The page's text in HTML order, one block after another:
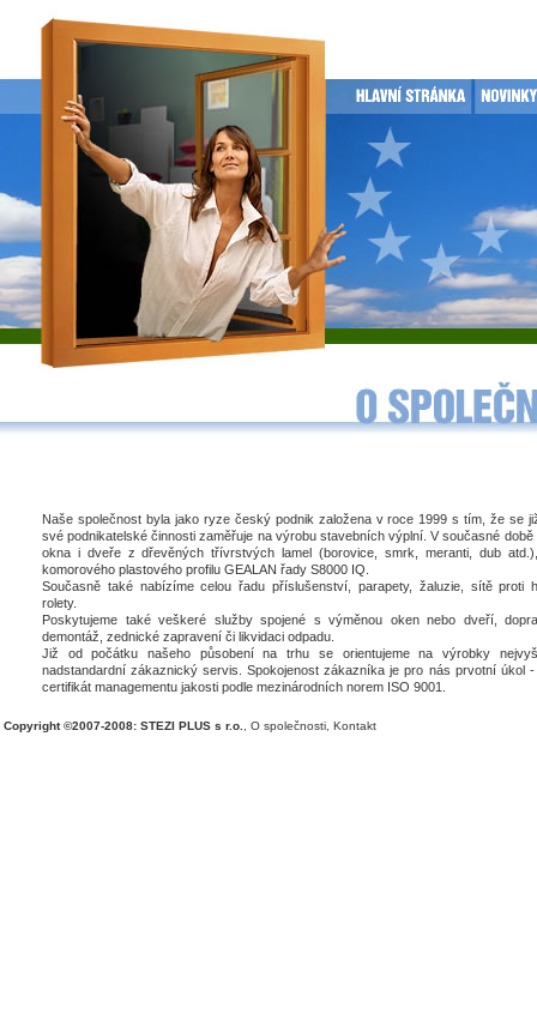
Naše společnost byla jako ryze český podnik založena v roce 1999 s tím, že se
své podnikatelské činnosti zaměřuje na výrobu stavebních výplní. V současné
okna i dveře z dřevěných třívrstvých lamel (borovice, smrk, meranti, dub
komorového plastového profilu GEALAN řady S8000 IQ.
Současně také nabízíme celou řadu příslušenství, parapety, žaluzie, sítě proti
rolety.
Poskytujeme také veškeré služby spojené s výměnou oken nebo dveří,
demontáž, zednické zapravení či likvidaci odpadu.
Již od počátku našeho působení na trhu se orientujeme na výrobky
nadstandardní zákaznický servis. Spokojenost zákazníka je pro nás prvotní úkol
certifikát managementu jakosti podle mezinárodních norem ISO 9001.
Copyright ©2007-2008: STEZI PLUS s r.o. O společnosti Kontakt